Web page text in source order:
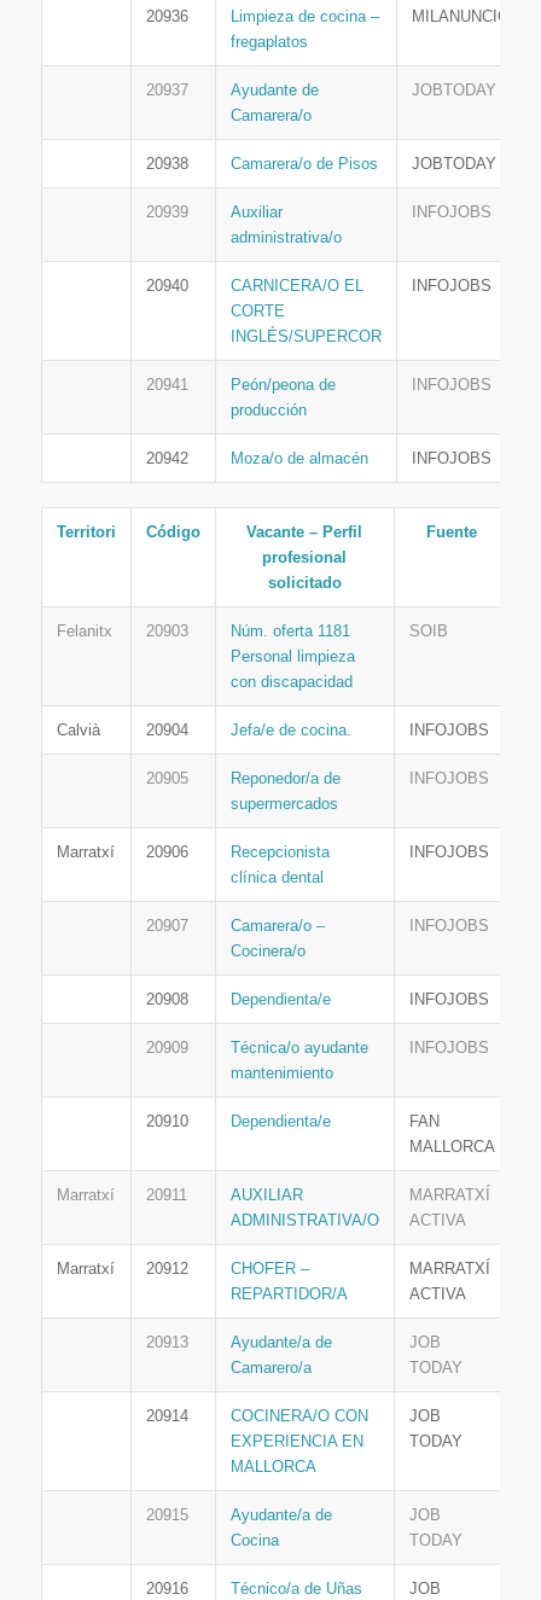
20936
Limpieza de cocina –
fregaplatos
MILANUNCIOS
20937
Ayudante de
Camarera/o
JOBTODAY
20938 Camarera/o de Pisos JOBTODAY
20939
Auxiliar
administrativa/o
INFOJOBS
20940
CARNICERA/O EL
CORTE
INGLÉS/SUPERCOR
INFOJOBS
20941
Peón/peona de
producción
INFOJOBS
20942 Moza/o de almacén INFOJOBS
Territori Código
Vacante – Perfil
profesional
solicitado
Fuente
Felanitx 20903
Núm. oferta 1181
Personal limpieza
con discapacidad
SOIB
Calvià 20904 Jefa/e de cocina. INFOJOBS
20905
Reponedor/a de
supermercados
INFOJOBS
Marratxí 20906
Recepcionista
clínica dental
INFOJOBS
20907
Camarera/o –
Cocinera/o
INFOJOBS
20908 Dependienta/e INFOJOBS
20909
Técnica/o ayudante
mantenimiento
INFOJOBS
20910 Dependienta/e
FAN
MALLORCA
Marratxí 20911
AUXILIAR
ADMINISTRATIVA/O
MARRATXÍ
ACTIVA
Marratxí 20912
CHOFER –
REPARTIDOR/A
MARRATXÍ
ACTIVA
20913
Ayudante/a de
Camarero/a
JOB
TODAY
20914
COCINERA/O CON
EXPERIENCIA EN
MALLORCA
JOB
TODAY
20915
Ayudante/a de
Cocina
JOB
TODAY
20916 Técnico/a de Uñas JOB